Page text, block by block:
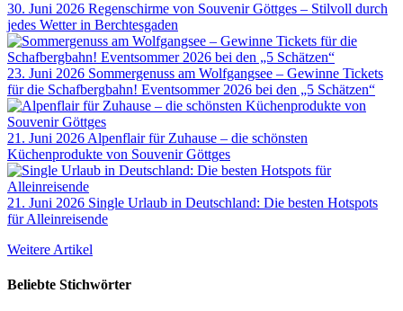
30. Juni 2026 Regenschirme von Souvenir Göttges – Stilvoll durch
jedes Wetter in Berchtesgaden
23. Juni 2026 Sommergenuss am Wolfgangsee – Gewinne Tickets
für die Schafbergbahn! Eventsommer 2026 bei den „5 Schätzen“
21. Juni 2026 Alpenflair für Zuhause – die schönsten
Küchenprodukte von Souvenir Göttges
21. Juni 2026 Single Urlaub in Deutschland: Die besten Hotspots
für Alleinreisende
Weitere Artikel
Beliebte Stichwörter